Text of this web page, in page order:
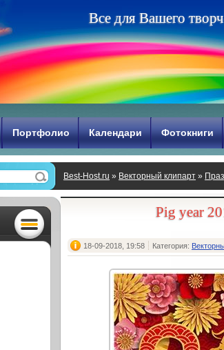
Все для Вашего творч
Портфолио Календари Фотокниги
Best-Host.ru » Векторный клипарт »
Pig year
18-09-2018, 19:58 Категория: